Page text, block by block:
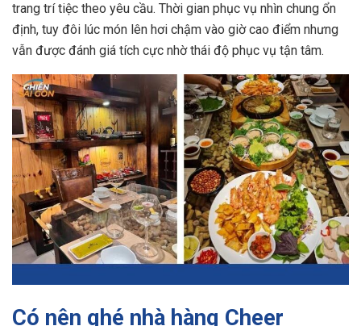
trang trí tiệc theo yêu cầu. Thời gian phục vụ nhìn chung ổn
định, tuy đôi lúc món lên hơi chậm vào giờ cao điểm nhưng
vẫn được đánh giá tích cực nhờ thái độ phục vụ tận tâm.
Có nên ghé nhà hàng Cheer